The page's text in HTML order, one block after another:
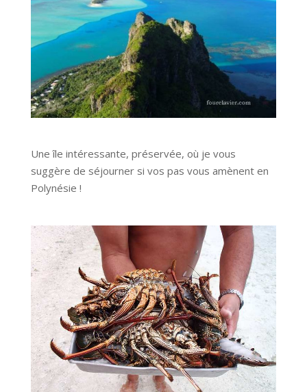
Une île intéressante, préservée, où je vous
suggère de séjourner si vos pas vous amènent en
Polynésie !